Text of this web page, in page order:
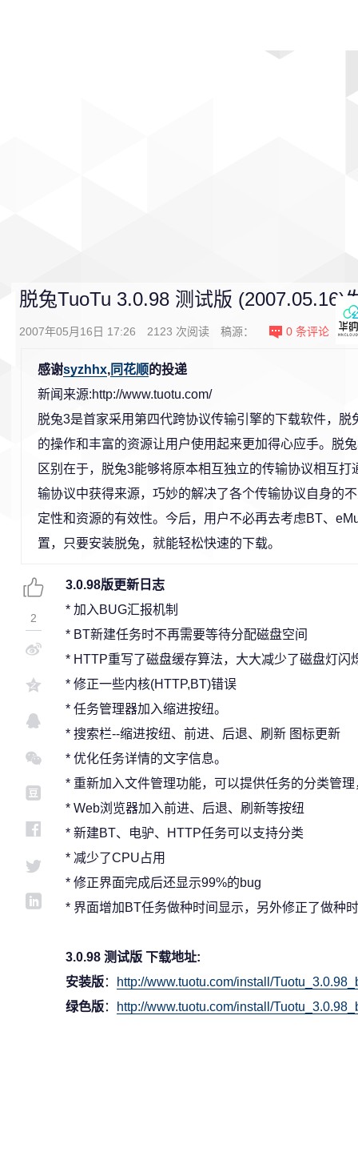
脱兔TuoTu 3.0.98 测试版 (2007.05.16)
2007年05月16日 17:26 2123 次阅读 稿源： 0 条评论
感谢syzhhx,同花顺的投递
新闻来源:http://www.tuotu.com/
脱兔3是首家采用第四代跨协议传输引擎的下载软件，脱
的操作和丰富的资源让用户使用起来更加得心应手。脱
区别在于，脱兔3能够将原本相互独立的传输协议相互
输协议中获得来源，巧妙的解决了各个传输协议自身的
定性和资源的有效性。今后，用户不必再去考虑BT、
置，只要安装脱兔，就能轻松快速的下载。
3.0.98版更新日志
* 加入BUG汇报机制
* BT新建任务时不再需要等待分配磁盘空间
* HTTP重写了磁盘缓存算法，大大减少了磁盘灯闪
* 修正一些内核(HTTP,BT)错误
* 任务管理器加入缩进按纽。
* 搜索栏--缩进按纽、前进、后退、刷新 图标更新
* 优化任务详情的文字信息。
* 重新加入文件管理功能，可以提供任务的分类管
* Web浏览器加入前进、后退、刷新等按纽
* 新建BT、电驴、HTTP任务可以支持分类
* 减少了CPU占用
* 修正界面完成后还显示99%的bug
* 界面增加BT任务做种时间显示，另外修正了做种
3.0.98 测试版 下载地址:
安装版：
http://www.tuotu.com/install/
绿色版： http://www.tuotu.com/install/
2